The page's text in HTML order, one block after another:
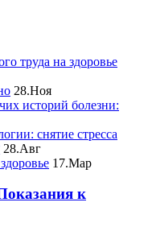
труда на здоровье
28.Ноя
историй болезни:
снятие стресса
28.Авг
17.Мар
к